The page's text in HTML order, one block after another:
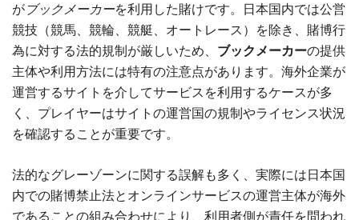
がブックメーカーを利用した賭けです。日本国内では公営
競技（競馬、競輪、競艇、オートレース）を除き、賭博行
為に対する法的規制が厳しいため、 ブックメーカーの提供
主体や利用方法には特有の注意点があります。海外企業が
運営するサイトを介してサービスを利用するケースが多
く、プレイヤーはサイトの運営国の規制やライセンス状況
を確認することが重要です。
法的なグレーゾーンに関する誤解も多く、実際には日本国
内での賭博禁止法とオンラインサービスの運営主体が海外
であることの組み合わせにより、利用者側が責任を問われ